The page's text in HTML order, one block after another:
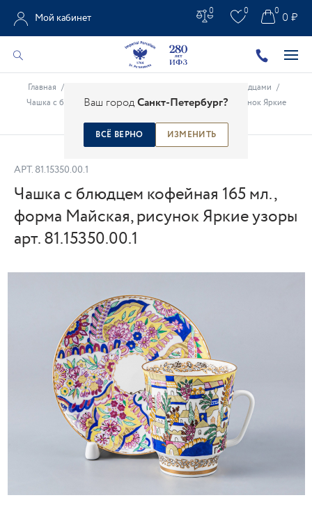
Ваш городСанкт-Петербург?
ВСЁ ВЕРНО ИЗМЕНИТЬ
Мой кабинет
0 0 0 ₽
0
Главная / Чашки с блюдцами /
Чашка с блюдцем кофейная 165 мл., форма Майская, рисунок Яркие
АРТ. 81.15350.00.1
Чашка с блюдцем кофейная 165 мл.,
форма Майская, рисунок Яркие узоры
арт. 81.15350.00.1